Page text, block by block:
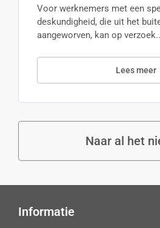
Voor werknemers met een
deskundigheid, die uit het
aangeworven, kan op
Lees meer
Naar al het
Informatie